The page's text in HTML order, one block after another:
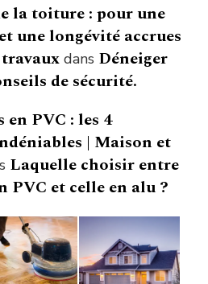
la toiture : pour une
une longévité accrues
dans Déneiger
de sécurité.
en PVC : les 4
| Maison et
Laquelle choisir entre
PVC et celle en alu ?